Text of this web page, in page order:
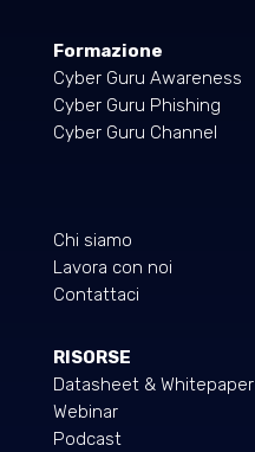
Formazione
Cyber Guru Awareness
Cyber Guru Phishing
Cyber Guru Channel
Chi siamo
Lavora con noi
Contattaci
RISORSE
Datasheet & Whitepaper
Webinar
Podcast